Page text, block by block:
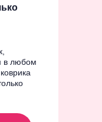
в любом